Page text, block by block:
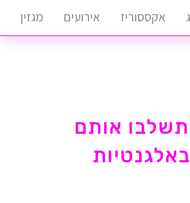
אקססוריז אירועים מגזין
אותם